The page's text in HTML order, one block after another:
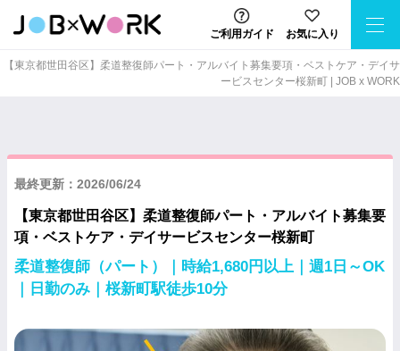
ご利用ガイド お気に入り
【東京都世田谷区】柔道整復師パート・アルバイト募集要項・ベストケア・デイサ
ービスセンター桜新町 | JOB x WORK
最終更新：2026/06/24
【東京都世田谷区】柔道整復師パート・アルバイト募集要
項・ベストケア・デイサービスセンター桜新町
柔道整復師（パート）｜時給1,680円以上｜週1日～OK
｜日勤のみ｜桜新町駅徒歩10分